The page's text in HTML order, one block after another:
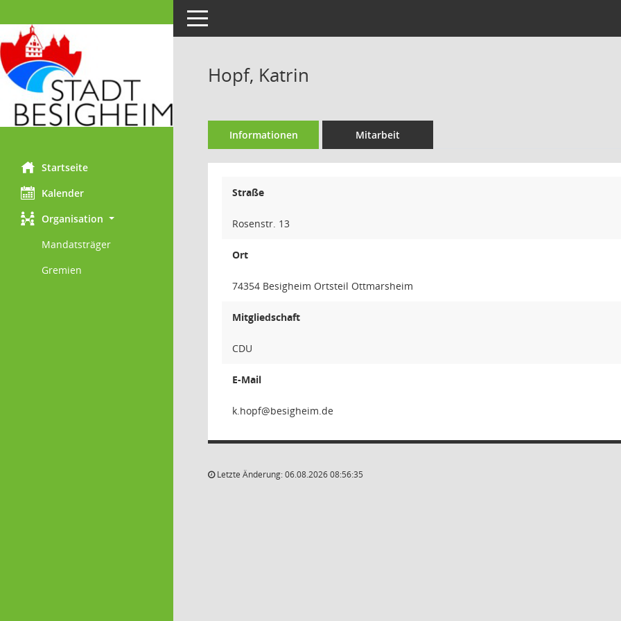
Startseite
Kalender
Organisation
Mandatsträger
Gremien
Toggle navigation
Hopf, Katrin
Informationen Mitarbeit
Straße
Rosenstr. 13
Ort
74354 Besigheim Ortsteil Ottmarsheim
Mitgliedschaft
CDU
E-Mail
fpo
Letzte Änderung: 06.08.2026 08:56:35